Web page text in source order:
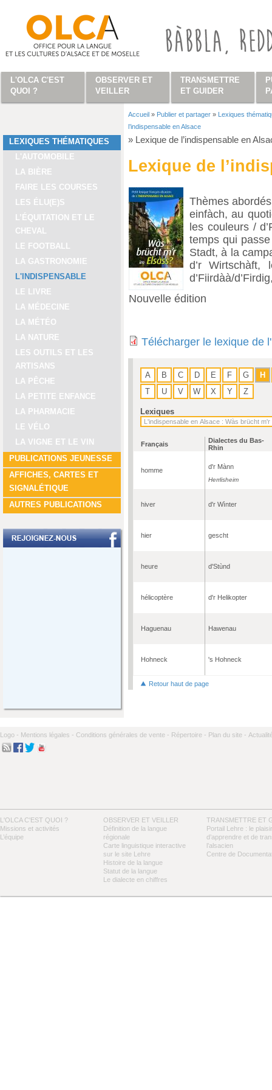
LEXIQUES THÉMATIQUES
L'AUTOMOBILE
LA BIÈRE
FAIRE LES COURSES
LES ÉLU(E)S
L’ÉQUITATION ET LE
CHEVAL
LE FOOTBALL
LA GASTRONOMIE
L'INDISPENSABLE
LE LIVRE
LA MÉDECINE
LA MÉTÉO
LA NATURE
LES OUTILS ET LES
ARTISANS
LA PÊCHE
LA PETITE ENFANCE
LA PHARMACIE
LE VÉLO
LA VIGNE ET LE VIN
PUBLICATIONS JEUNESSE
AFFICHES, CARTES ET
SIGNALÉTIQUE
AUTRES PUBLICATIONS
Vous êtes ici
Accueil » Publier et partager » Lexiques
l’indispensable en Alsace
» Lexique de l’indispensable en
Lexique de
Thèmes
einfàch, au
les couleurs /
temps qui
Stadt, à la
d’r Wirtschàft,
d’Fiirdàà/
Nouvelle édition
Télécharger le lexique de
A B C D E F G
H
T
U V W X Y Z
Lexiques
Français
Dialectes du Bas-
Rhin
homme d'r Mànn
Herrlisheim
hiver d'r Wìnter
hier gescht
heure d'Stùnd
hélicoptère d'r Helikopter
Haguenau Hawenau
Hohneck 's Hohneck
Retour haut de page
Logo - Mentions légales - Conditions générales de vente - Répertoire - Plan du site -
L'OLCA C'EST QUOI ?
Missions et activités
L’équipe
OBSERVER ET VEILLER
Définition de la langue
régionale
Carte linguistique interactive
sur le site Lehre
Histoire de la langue
Statut de la langue
Le dialecte en chiffres
TRANSMETTRE ET
Portail Lehre : le plaisir
d’apprendre et de
l’alsacien
Centre de
L'OLCA C'EST
QUOI ?
OBSERVER ET
VEILLER
TRANSMETTRE
ET GUIDER